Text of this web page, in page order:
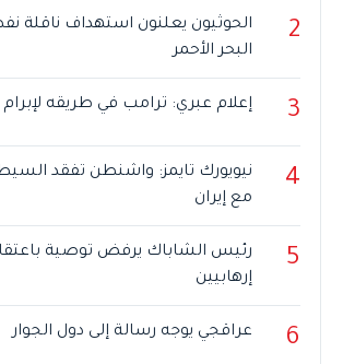
2
الحوثيون يعلنون استهداف ناقلة
البحر الأحمر
3 إعلام عبري: ترامب في طريقه لإبرام
4
نيويورك تايمز: واشنطن تفقد
مع إيران
5
رئيس الشاباك يرفض توصية
إرهابيين
6 عراقجي يوجه رسالة إلى دول الجوار